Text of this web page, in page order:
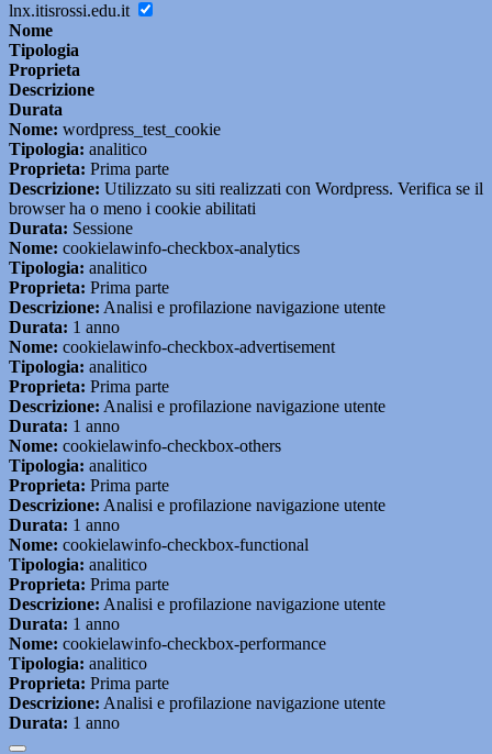
lnx.itisrossi.edu.it
Nome
Tipologia
Proprieta
Descrizione
Durata
Nome: wordpress_test_cookie
Tipologia: analitico
Proprieta: Prima parte
Descrizione: Utilizzato su siti realizzati con Wordpress. Verifica se il
browser ha o meno i cookie abilitati
Durata: Sessione
Nome: cookielawinfo-checkbox-analytics
Tipologia: analitico
Proprieta: Prima parte
Descrizione: Analisi e profilazione navigazione utente
Durata: 1 anno
Nome: cookielawinfo-checkbox-advertisement
Tipologia: analitico
Proprieta: Prima parte
Descrizione: Analisi e profilazione navigazione utente
Durata: 1 anno
Nome: cookielawinfo-checkbox-others
Tipologia: analitico
Proprieta: Prima parte
Descrizione: Analisi e profilazione navigazione utente
Durata: 1 anno
Nome: cookielawinfo-checkbox-functional
Tipologia: analitico
Proprieta: Prima parte
Descrizione: Analisi e profilazione navigazione utente
Durata: 1 anno
Nome: cookielawinfo-checkbox-performance
Tipologia: analitico
Proprieta: Prima parte
Descrizione: Analisi e profilazione navigazione utente
Durata: 1 anno